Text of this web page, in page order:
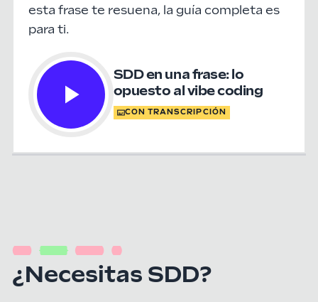
esta frase te resuena, la guía completa es
para ti.
SDD en una frase: lo
opuesto al vibe coding
CON TRANSCRIPCIÓN
¿Necesitas SDD?